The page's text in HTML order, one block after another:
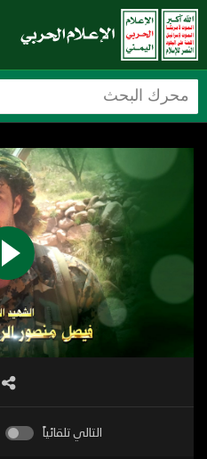
التالي تلقائياً